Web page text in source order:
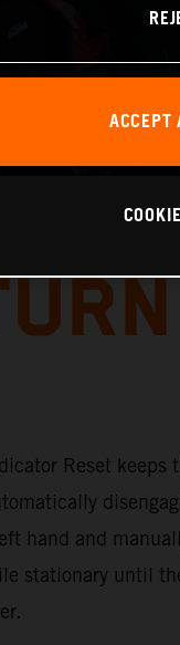
Reset
hand and
stationary until
ACCEPT